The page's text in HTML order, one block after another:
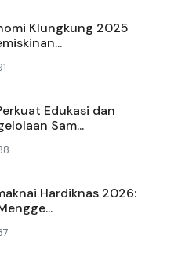
Klungkung 2025
Edukasi dan
Sam...
Hardiknas 2026: